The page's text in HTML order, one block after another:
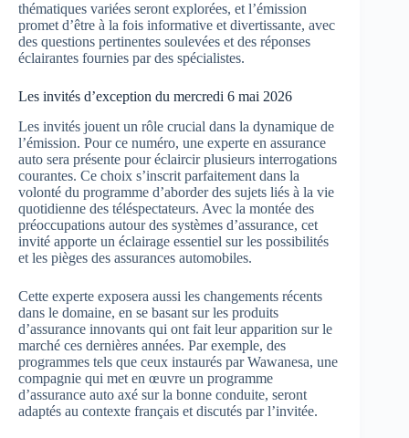
thématiques variées seront explorées, et l’émission
promet d’être à la fois informative et divertissante, avec
des questions pertinentes soulevées et des réponses
éclairantes fournies par des spécialistes.
Les invités d’exception du mercredi 6 mai 2026
Les invités jouent un rôle crucial dans la dynamique de
l’émission. Pour ce numéro, une experte en assurance
auto sera présente pour éclaircir plusieurs interrogations
courantes. Ce choix s’inscrit parfaitement dans la
volonté du programme d’aborder des sujets liés à la vie
quotidienne des téléspectateurs. Avec la montée des
préoccupations autour des systèmes d’assurance, cet
invité apporte un éclairage essentiel sur les possibilités
et les pièges des assurances automobiles.
Cette experte exposera aussi les changements récents
dans le domaine, en se basant sur les produits
d’assurance innovants qui ont fait leur apparition sur le
marché ces dernières années. Par exemple, des
programmes tels que ceux instaurés par Wawanesa, une
compagnie qui met en œuvre un programme
d’assurance auto axé sur la bonne conduite, seront
adaptés au contexte français et discutés par l’invitée.